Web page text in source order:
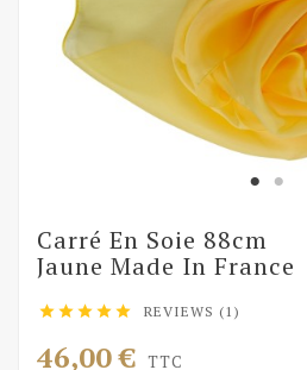
Carré En Soie 88cm
Jaune Made In France
     REVIEWS (1)
46,00 € TTC